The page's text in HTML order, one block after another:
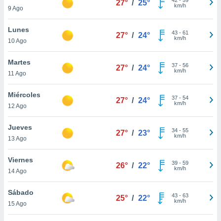
más
nuestra
y
de
disponible
cookies
aceptar
9 Ago
27° / 25°
km/h
Lunes
10 Ago
27° / 24° 43- 61
km/h
Martes
11 Ago
27° / 24° 37- 56
km/h
Miércoles
12 Ago
27° / 24° 37- 54
km/h
Jueves
13 Ago
27° / 23° 34- 55
km/h
Viernes
14 Ago
26° / 22° 39- 59
km/h
Sábado
15 Ago
25° / 22° 43- 63
km/h